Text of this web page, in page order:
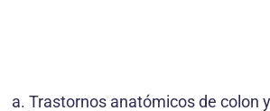
a. Trastornos anatómicos de colon